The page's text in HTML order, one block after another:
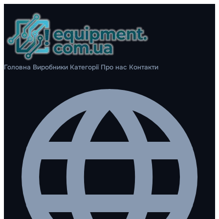
Головна Виробники Категорії Про нас Контакти